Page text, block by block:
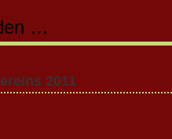
…
2011